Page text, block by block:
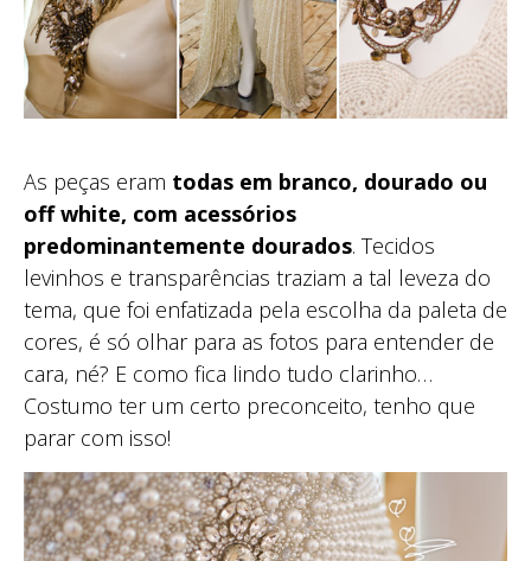
As peças eram todas em branco, dourado ou
off white, com acessórios
predominantemente dourados. Tecidos
levinhos e transparências traziam a tal leveza do
tema, que foi enfatizada pela escolha da paleta de
cores, é só olhar para as fotos para entender de
cara, né? E como fica lindo tudo clarinho…
Costumo ter um certo preconceito, tenho que
parar com isso!